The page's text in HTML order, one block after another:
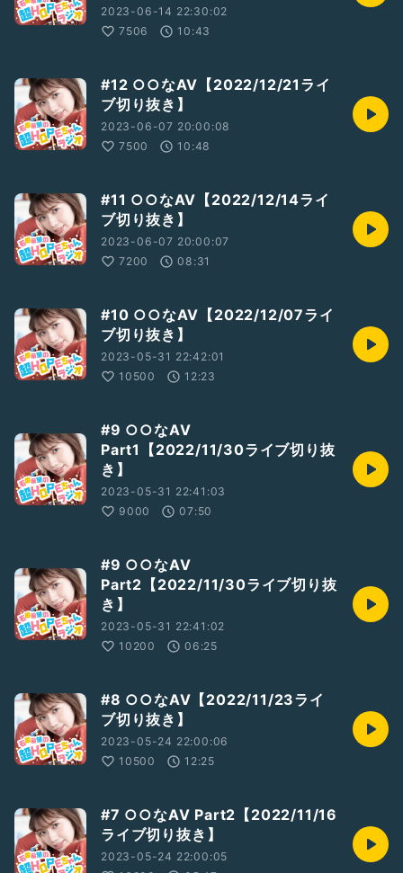
2023-06-14 22:30:02
7506
10:43
#12 ○○なAV【2022/12/21ライ
ブ切り抜き】
2023-06-07 20:00:08
7500
10:48
#11 ○○なAV【2022/12/14ライ
ブ切り抜き】
2023-06-07 20:00:07
7200
08:31
#10 ○○なAV【2022/12/07ライ
ブ切り抜き】
2023-05-31 22:42:01
10500
12:23
#9 ○○なAV
Part1【2022/11/30ライブ切り抜
き】
2023-05-31 22:41:03
9000
07:50
#9 ○○なAV
Part2【2022/11/30ライブ切り抜
き】
2023-05-31 22:41:02
10200
06:25
#8 ○○なAV【2022/11/23ライ
ブ切り抜き】
2023-05-24 22:00:06
10500
12:25
#7 ○○なAV Part2【2022/11/16
ライブ切り抜き】
2023-05-24 22:00:05